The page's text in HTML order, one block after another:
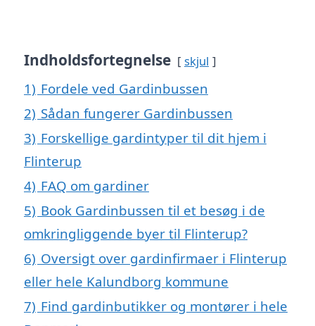
Indholdsfortegnelse skjul
1) Fordele ved Gardinbussen
2) Sådan fungerer Gardinbussen
3) Forskellige gardintyper til dit hjem i
Flinterup
4) FAQ om gardiner
5) Book Gardinbussen til et besøg i de
omkringliggende byer til Flinterup?
6) Oversigt over gardinfirmaer i Flinterup
eller hele Kalundborg kommune
7) Find gardinbutikker og montører i hele